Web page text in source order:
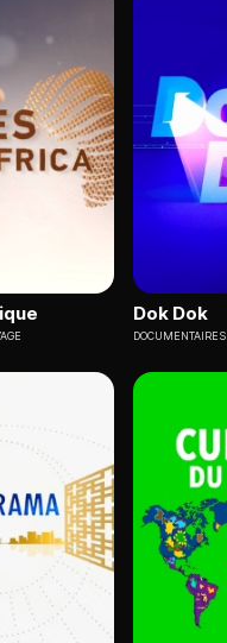
Dok Dok
DOCUMENTAIRES